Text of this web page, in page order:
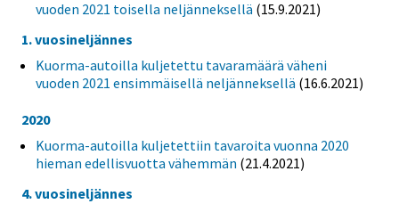
vuoden 2021 toisella neljänneksellä (15.9.2021)
1. vuosineljännes
Kuorma-autoilla kuljetettu tavaramäärä väheni
vuoden 2021 ensimmäisellä neljänneksellä (16.6.2021)
2020
Kuorma-autoilla kuljetettiin tavaroita vuonna 2020
hieman edellisvuotta vähemmän (21.4.2021)
4. vuosineljännes